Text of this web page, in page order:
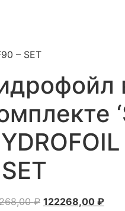
– SET
₽ 122268,00 ₽